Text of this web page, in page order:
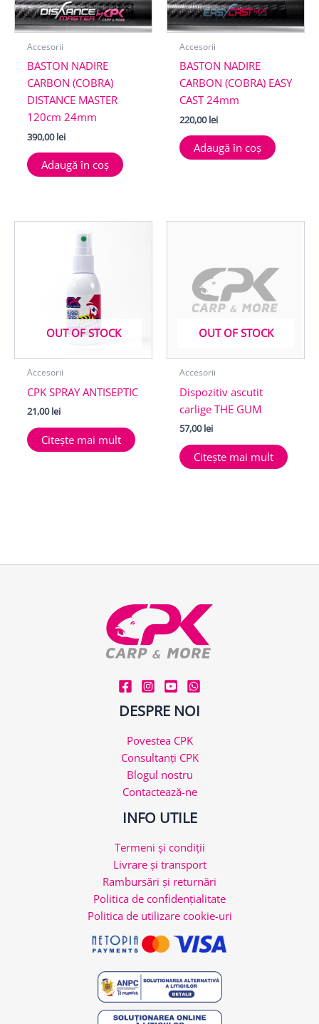
Accesorii
BASTON NADIRE
CARBON (COBRA)
DISTANCE MASTER
120cm 24mm
390,00lei
Adaugă în coș
Accesorii
BASTON NADIRE
CARBON (COBRA) EASY
CAST 24mm
220,00lei
Adaugă în coș
OUT OF STOCK
Accesorii
CPK SPRAY ANTISEPTIC
21,00lei
Citește mai mult
OUT OF STOCK
Accesorii
Dispozitiv ascutit
carlige THE GUM
57,00lei
Citește mai mult
DESPRE NOI
Povestea CPK
Consultanți CPK
Blogul nostru
Contactează-ne
INFO UTILE
Termeni și condiții
Livrare și transport
Rambursări și returnări
Politica de confidențialitate
Politica de utilizare cookie-uri